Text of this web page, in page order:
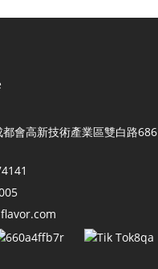
味 H4011
會高新技術產業區雙白路686